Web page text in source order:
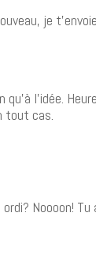
je
l’idée.
tout cas.
Noooon!